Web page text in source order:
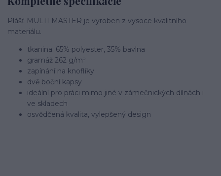
Plášť MULTI MASTER je vyroben z vysoce kvalitního
materiálu.
tkanina: 65% polyester, 35% bavlna
gramáž 262 g/m²
zapínání na knoflíky
dvě boční kapsy
ideální pro práci mimo jiné v zámečnických dílnách i
ve skladech
osvědčená kvalita, vylepšený design